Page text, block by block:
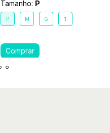
Tamanho: P
P M G 1